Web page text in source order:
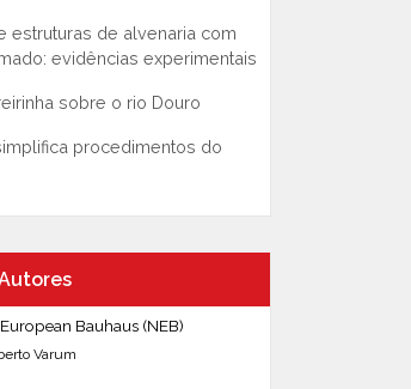
estruturas de alvenaria com
evidências experimentais
sobre o rio Douro
procedimentos do
Bauhaus (NEB)
Varum